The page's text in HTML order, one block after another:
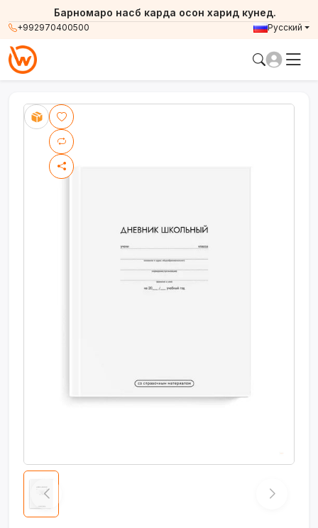
+992970400500
Барномаро насб карда осон харид кунед.
Русский